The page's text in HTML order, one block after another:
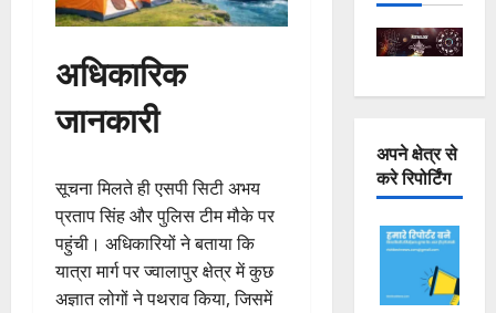
अधिकारिक
जानकारी
सूचना मिलते ही एसपी सिटी अभय
प्रताप सिंह और पुलिस टीम मौके पर
पहुंची। अधिकारियों ने बताया कि
यात्रा मार्ग पर ज्वालापुर क्षेत्र में कुछ
अज्ञात लोगों ने पथराव किया, जिसमें
अपने क्षेत्र से
करे रिपोर्टिंग